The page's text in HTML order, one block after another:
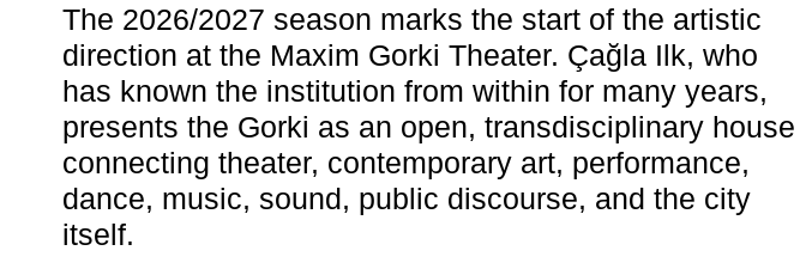
The 2026/2027 season marks the start of the artistic
direction at the Maxim Gorki Theater. Çağla Ilk, who
has known the institution from within for many years,
presents the Gorki as an open, transdisciplinary house
connecting theater, contemporary art, performance,
dance, music, sound, public discourse, and the city
itself.